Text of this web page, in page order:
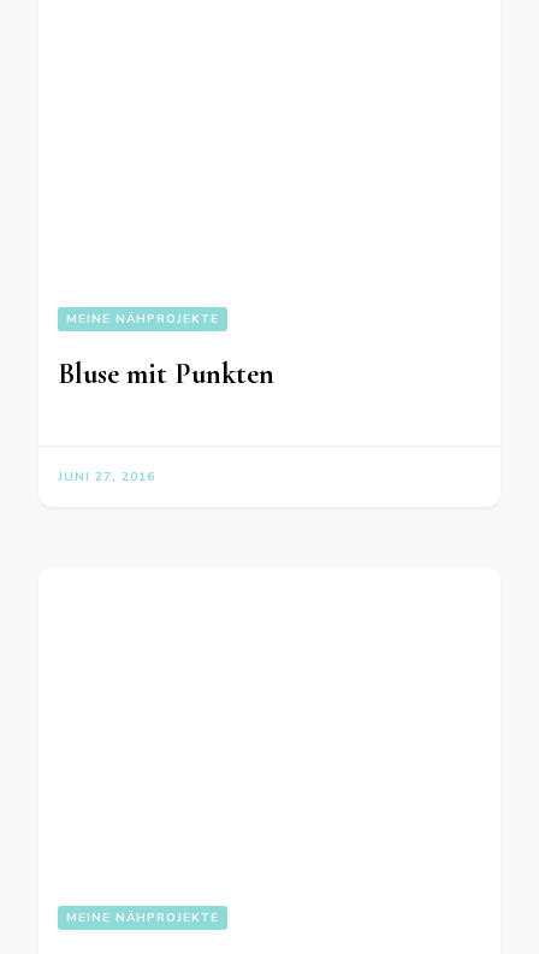
MEINE NÄHPROJEKTE
Bluse mit Punkten
JUNI 27, 2016
MEINE NÄHPROJEKTE